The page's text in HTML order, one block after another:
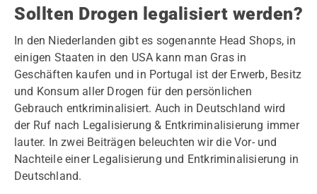
Sollten Drogen legalisiert werden?
In den Niederlanden gibt es sogenannte Head Shops, in
einigen Staaten in den USA kann man Gras in
Geschäften kaufen und in Portugal ist der Erwerb, Besitz
und Konsum aller Drogen für den persönlichen
Gebrauch entkriminalisiert. Auch in Deutschland wird
der Ruf nach Legalisierung & Entkriminalisierung immer
lauter. In zwei Beiträgen beleuchten wir die Vor- und
Nachteile einer Legalisierung und Entkriminalisierung in
Deutschland.